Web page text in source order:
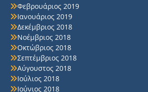
Φεβρουάριος 2019
Ιανουάριος 2019
Δεκέμβριος 2018
Νοέμβριος 2018
Οκτώβριος 2018
Σεπτέμβριος 2018
Αύγουστος 2018
Ιούλιος 2018
Ιούνιος 2018